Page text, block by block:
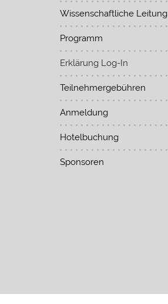
Wissenschaftliche Leitung
Programm
Erklärung Log-In
Teilnehmergebühren
Anmeldung
Hotelbuchung
Sponsoren